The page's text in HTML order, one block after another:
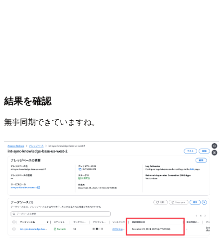
結果を確認
無事同期できていますね。